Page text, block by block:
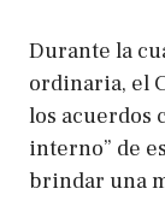
Durante la
ordinaria, el
los acuerdos
interno” de
brindar una